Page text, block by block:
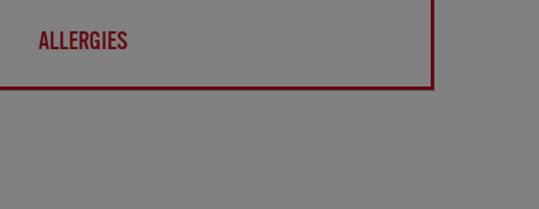
ALLERGIES